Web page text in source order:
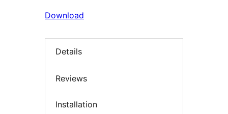
Download
Details
Reviews
Installation